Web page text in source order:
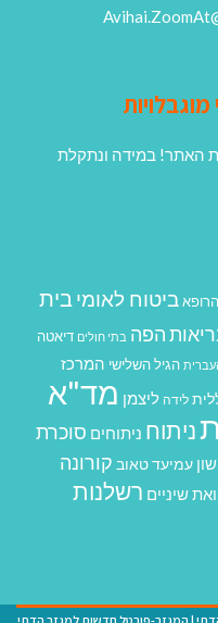
האתר! במידה ונתקלת
ביטוח לאומי בית
הפה בתי חולים דיאטה
הגיל השלישי המרכז
לידה ליצמן מד"א
ניתוח ניתוחים סוכרת
עמיעד טאוב קורונה
שיניים רשלנות
| המגזר-פורטל חדשות למגזר הדתי